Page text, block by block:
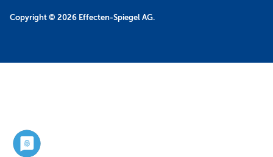
Copyright © 2026 Effecten-Spiegel AG.